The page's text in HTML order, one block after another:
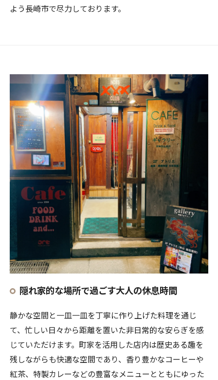
よう長崎市で尽力しております。
隠れ家的な場所で過ごす大人の休息時間
静かな空間と一皿一皿を丁寧に作り上げた料理を通じ
て、忙しい日々から距離を置いた非日常的な安らぎを感
じていただけます。町家を活用した店内は歴史ある趣を
残しながらも快適な空間であり、香り豊かなコーヒーや
紅茶、特製カレーなどの豊富なメニューとともにゆった